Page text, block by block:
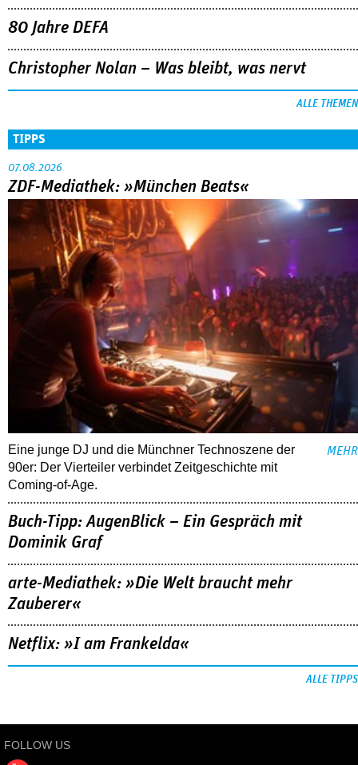
80 Jahre DEFA
Christopher Nolan – Was bleibt, was nervt
ALLE THEMEN
TIPPS
07.08.2026
ZDF-Mediathek: »München Beats«
Eine junge DJ und die Münchner Technoszene der
90er: Der Vierteiler verbindet Zeitgeschichte mit
Coming-of-Age.
MEHR
Buch-Tipp: AugenBlick – Ein Gespräch mit
Dominik Graf
arte-Mediathek: »Die Welt braucht mehr
Zauberer«
Netflix: »I am Frankelda«
ALLE TIPPS
FOLLOW US